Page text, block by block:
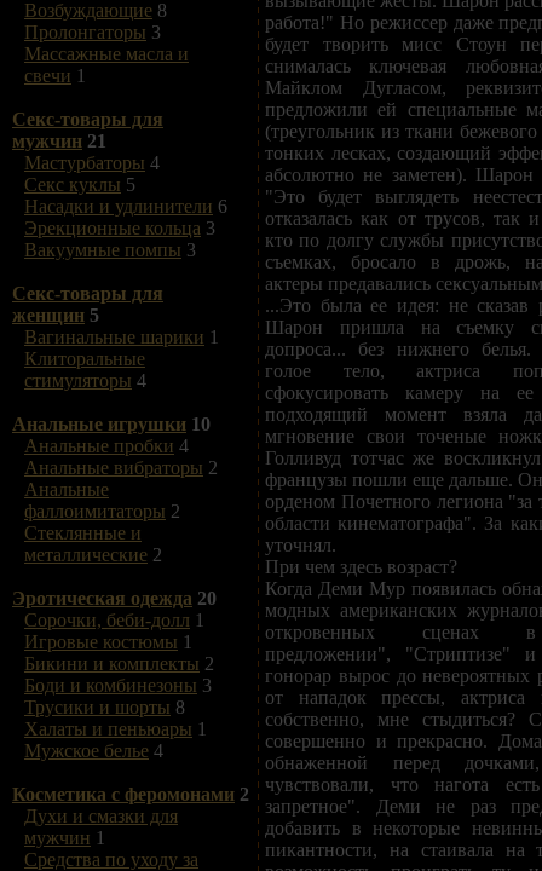
Возбуждающие 8
Пролонгаторы 3
Массажные масла и
свечи 1
Секс-товары для
мужчин 21
Мастурбаторы 4
Секс куклы 5
Насадки и удлинители 6
Эрекционные кольца 3
Вакуумные помпы 3
Секс-товары для
женщин 5
Вагинальные шарики 1
Клиторальные
стимуляторы 4
Анальные игрушки 10
Анальные пробки 4
Анальные вибраторы 2
Анальные
фаллоимитаторы 2
Стеклянные и
металлические 2
Эротическая одежда 20
Сорочки, беби-долл 1
Игровые костюмы 1
Бикини и комплекты 2
Боди и комбинезоны 3
Трусики и шорты 8
Халаты и пеньюары 1
Мужское белье 4
Косметика с феромонами 2
Духи и смазки для
мужчин 1
Средства по уходу за
работа!" Но режиссер даже
будет творить мисс Стоун
снималась ключевая
Майклом Дугласом,
предложили ей специальные
(треугольник из ткани
тонких лесках, создающий
абсолютно не заметен). Шарон
"Это будет выглядеть
отказалась как от трусов, так
кто по долгу службы
съемках, бросало в дрожь,
актеры предавались
...Это была ее идея: не сказав
Шарон пришла на съемку
допроса... без нижнего
голое тело, актриса
сфокусировать камеру на
подходящий момент взяла
мгновение свои точеные
Голливуд тотчас же
французы пошли еще дальше.
орденом Почетного легиона "за
области кинематографа". За
уточнял.
При чем здесь возраст?
Когда Деми Мур появилась
модных американских
откровенных сценах в
предложении", "Стриптизе" и
гонорар вырос до невероятных
от нападок прессы,
собственно, мне стыдиться?
совершенно и прекрасно.
обнаженной перед
чувствовали, что нагота
запретное". Деми не раз
добавить в некоторые
пикантности, на стаивала